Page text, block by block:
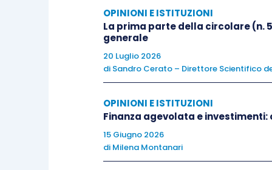
qualità della formazione,
quotidianamente.
Da un lato, Auditera porta nella
operativi e alle problematiche
professionali più articolate.
Dall’altro, Euroconference
OPINIONI E ISTITUZIONI
La prima parte della circolare (n.
generale
20 Luglio 2026
di Sandro Cerato – Direttore Scientifico
OPINIONI E ISTITUZIONI
Finanza agevolata e
15 Giugno 2026
di Milena Montanari